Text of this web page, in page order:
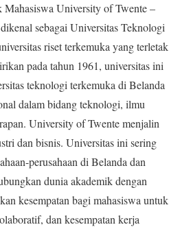
University of Twente –
sebagai Universitas Teknologi
riset terkemuka yang terletak
pada tahun 1961, universitas ini
teknologi terkemuka di Belanda
dalam bidang teknologi, ilmu
University of Twente menjalin
dan bisnis. Universitas ini sering
perusahaan di Belanda dan
dunia akademik dengan
kesempatan bagi mahasiswa untuk
dan kesempatan kerja